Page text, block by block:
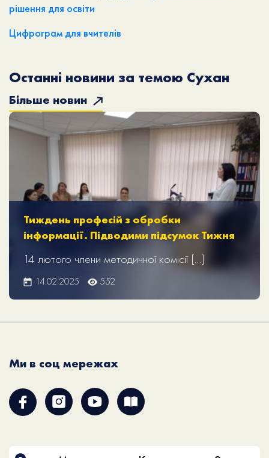
рішення для освіти
Цифрограм для вчителів
Останні новини за темою Сухан
Більше новин
Тиждень професій з обробки
інформації. Підводими підсумок Тижня
14 лютого члени методичної комісії […]
14.02.2025 552
Ми в соц мережах